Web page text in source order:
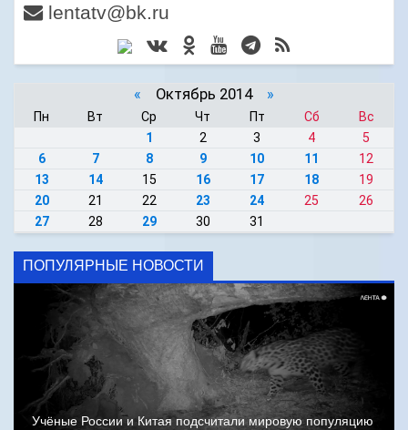
lentatv@bk.ru
« Октябрь 2014 »
Пн Вт Ср Чт Пт Сб
Вс
1
2 3 4
5
6
7 8 9 10 11
12
13
14 15 16 17 18
19
20
21 22 23 24 25
26
27
28 29 30 31
ПОПУЛЯРНЫЕ НОВОСТИ
Учёные России и Китая подсчитали мировую популяцию